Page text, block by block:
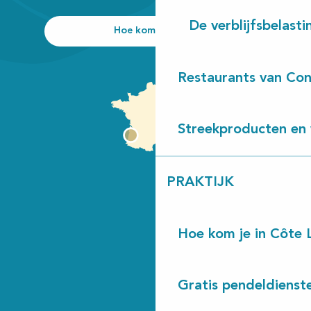
De
Restaurants van
Streekproducten en
PRAKTIJK
Hoe kom je in Côte
Gratis
Hoe kom ik daar?